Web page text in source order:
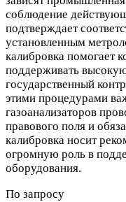
соблюдение
подтверждает
установленным
калибровка помогает
поддерживать
государственный
этими процедурами
газоанализаторов
правового поля и
калибровка носит
огромную роль в
оборудования.
По запросу